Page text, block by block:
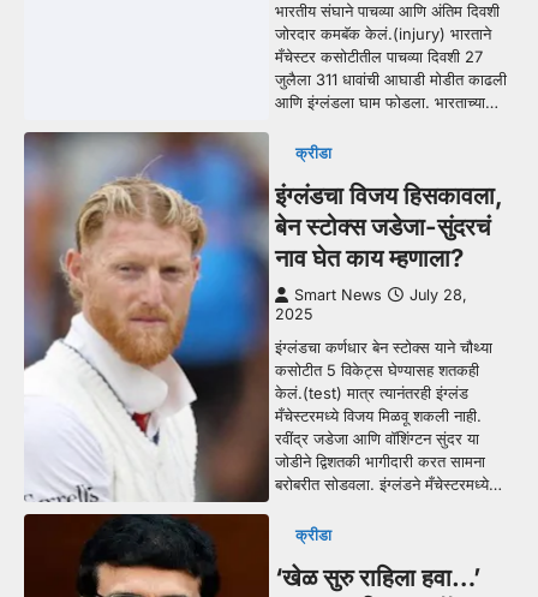
भारतीय संघाने पाचव्या आणि अंतिम दिवशी
जोरदार कमबॅक केलं.(injury) भारताने
मँचेस्टर कसोटीतील पाचव्या दिवशी 27
जुलैला 311 धावांची आघाडी मोडीत काढली
आणि इंग्लंडला घाम फोडला. भारताच्या…
क्रीडा
इंग्लंडचा विजय हिसकावला,
बेन स्टोक्स जडेजा-सुंदरचं
नाव घेत काय म्हणाला?
Smart News
July 28,
2025
इंग्लंडचा कर्णधार बेन स्टोक्स याने चौथ्या
कसोटीत 5 विकेट्स घेण्यासह शतकही
केलं.(test) मात्र त्यानंतरही इंग्लंड
मँचेस्टरमध्ये विजय मिळवू शकली नाही.
रवींद्र जडेजा आणि वॉशिंग्टन सुंदर या
जोडीने द्विशतकी भागीदारी करत सामना
बरोबरीत सोडवला. इंग्लंडने मँचेस्टरमध्ये…
क्रीडा
‘खेळ सुरु राहिला हवा…’